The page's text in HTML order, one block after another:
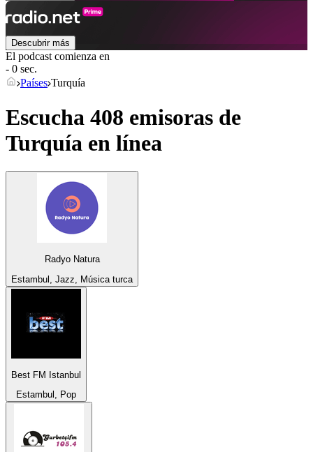
Descubrir más
El podcast comienza en
- 0 sec.
Países Turquía
Escucha 408 emisoras de
Turquía en línea
Radyo Natura
Estambul, Jazz, Música turca
Best FM Istanbul
Estambul, Pop